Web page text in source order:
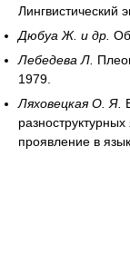
Лингвистический
Дюбуа Ж. и др.
Лебедева Л.
1979.
Ляховецкая О. Я.
проявление в